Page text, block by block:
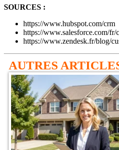
SOURCES :
https://www.hubspot.com/crm
https://www.salesforce.com/fr/
https://www.zendesk.fr/blog/
AUTRES